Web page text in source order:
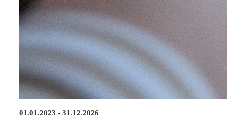
01.01.2023 - 31.12.2026